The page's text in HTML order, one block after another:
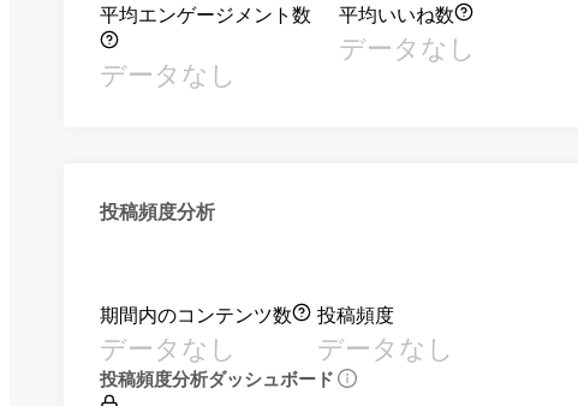
平均エンゲージメント数
データなし
平均いいね数
データなし
投稿頻度分析
期間内のコンテンツ数
データなし
投稿頻度
データなし
投稿頻度分析ダッシュボード